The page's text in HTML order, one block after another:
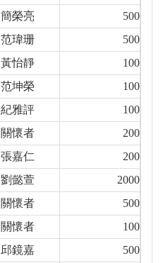
簡榮亮
500
范瑋珊
500
黃怡靜
100
范坤榮
100
紀雅評
100
關懷者
200
張嘉仁
200
劉懿萱
2000
關懷者
500
關懷者
100
邱鏡嘉
500